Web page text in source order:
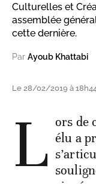
Culturelles et
assemblée
cette dernière.
Par Ayoub Khattabi
Le 28/02/2019 à 18h44
L ors de
élu a